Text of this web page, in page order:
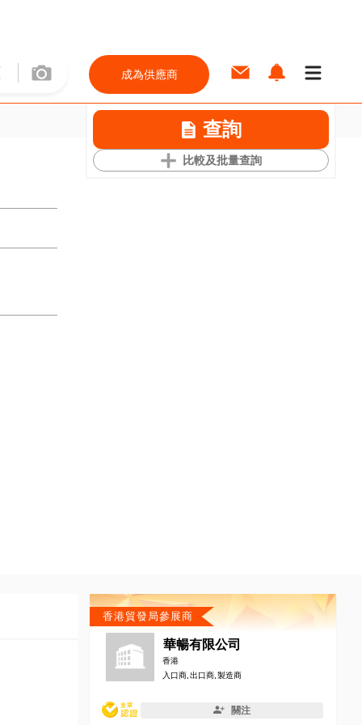
成為供應商
查詢
比較及批量查詢
香港貿發局參展商
華暢有限公司
香港
入口商, 出口商, 製造商
關注